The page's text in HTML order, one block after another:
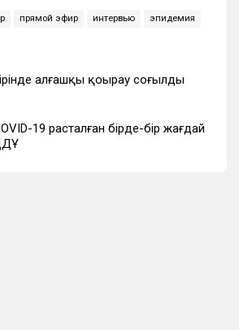
прямой эфир интервью эпидемия
алғашқы қоңырау соғылды
19 расталған бірде-бір жағдай